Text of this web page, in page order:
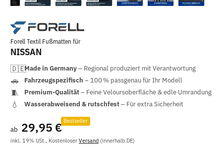
Forell Textil Fußmatten für
NISSAN
Made in Germany– Regional produziert mit Verantwortung
Fahrzeugspezifisch – 100 % passgenau für Ihr Modell
Premium-Qualität– Feine Veloursoberfläche & edle Umrandung
Wasserabweisend & rutschfest– Für extra Sicherheit
Bestseller
ab 29,95 €
inkl. 19% USt., Kostenloser Versand (innerhalb DE)